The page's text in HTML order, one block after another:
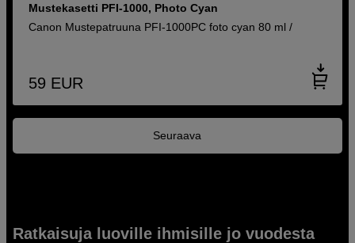
Mustekasetti PFI-1000, Photo Cyan
Canon Mustepatruuna PFI-1000PC foto cyan 80 ml /
59 EUR
Seuraava
Ratkaisuja luoville ihmisille jo vuodesta